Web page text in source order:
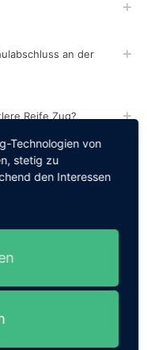
an der
Reife Zug?
Sie uns!
Technologien von
stetig zu
den Interessen